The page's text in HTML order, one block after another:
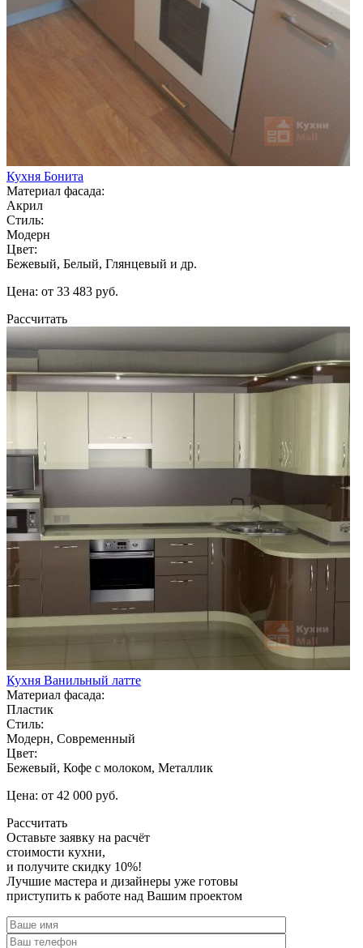
Кухня Бонита
Материал фасада:
Акрил
Стиль:
Модерн
Цвет:
Бежевый, Белый, Глянцевый и др.
Цена: от 33 483 руб.
Рассчитать
Кухня Ванильный латте
Материал фасада:
Пластик
Стиль:
Модерн, Современный
Цвет:
Бежевый, Кофе с молоком, Металлик
Цена: от 42 000 руб.
Рассчитать
Оставьте заявку на расчёт
стоимости кухни,
и получите скидку 10%!
Лучшие мастера и дизайнеры уже готовы
приступить к работе над Вашим проектом